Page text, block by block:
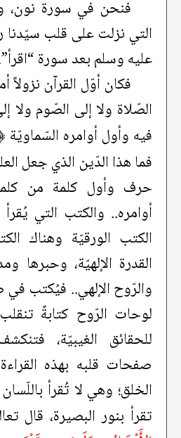
فنحن في سورة نون،
التي نزلت على قلب سيّدنا
عليه وسلم بعد سورة
فكان أوّل القرآن
الصّلاة ولا إلى الصّوم ولا
فيه وأول أوامره السّماويّة
فما هذا الدّين الذي جعل
حرف وأول كلمة من
أوامره.. والكتب التي
الكتب الورقيّة وهناك
القدرة الإلهيّة، وحبرها
والرّوح الإلهي.. فيُكتب
لوحات الرّوح كتابةً
للحقائق الغيبيّة،
صفحات قلبه بهذه
الخلق؛ وهي لا تُقرأ
تقرأ بنور البصيرة، قال